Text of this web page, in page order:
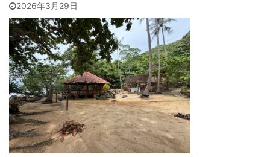
2026年3月29日